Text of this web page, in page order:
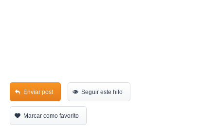
Enviar post Seguir este hilo
Marcar como favorito